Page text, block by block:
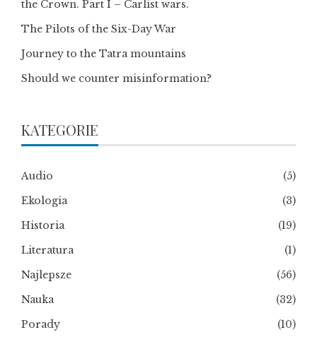
the Crown. Part I – Carlist wars.
The Pilots of the Six-Day War
Journey to the Tatra mountains
Should we counter misinformation?
KATEGORIE
Audio
(5)
Ekologia
(3)
Historia
(19)
Literatura
(1)
Najlepsze
(56)
Nauka
(32)
Porady
(10)